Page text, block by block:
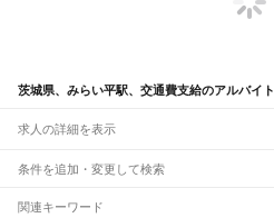
茨城県、みらい平駅、交通費支給のアルバイ
求人の詳細を表示
条件を追加・変更して検索
市区町村を追加・変更
関連キーワード